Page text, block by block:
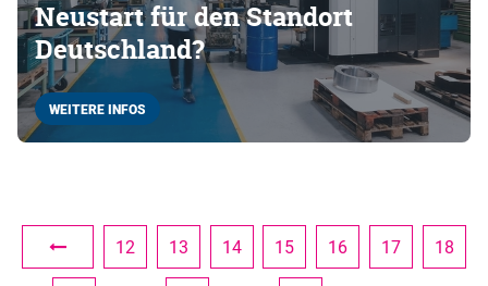
Neustart für den Standort
Deutschland?
WEITERE INFOS
12 13 14 15 16 17 18